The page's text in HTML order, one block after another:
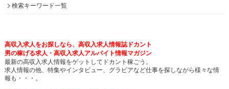
検索キーワード一覧
高収入求人をお探しなら、高収入求人情報誌ドカント
男の稼げる求人・高収入求人アルバイト情報マガジン
最新の高収入求人情報をゲットしてドカント稼ごう。
求人情報の他、特集やインタビュー、グラビアなど仕事を探しながら様々な情
報も・・・。